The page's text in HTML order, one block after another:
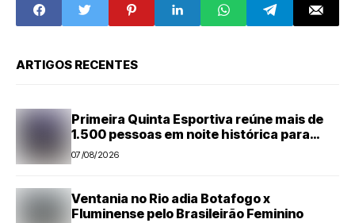
ARTIGOS RECENTES
Primeira Quinta Esportiva reúne mais de
1.500 pessoas em noite histórica para
Capivari
07/08/2026
Ventania no Rio adia Botafogo x
Fluminense pelo Brasileirão Feminino